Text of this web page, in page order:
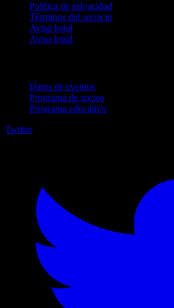
Política de privacidad
Términos del servicio
Aviso legal
Aviso legal
Datos de eventos
Programa de socios
Programa educativo
Twitter